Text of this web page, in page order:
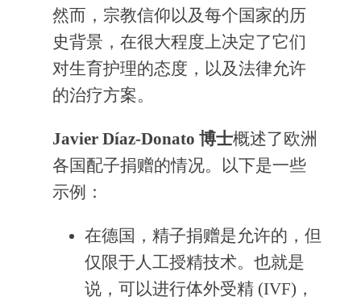
然而，宗教信仰以及每个国家的历
史背景，在很大程度上决定了它们
对生育护理的态度，以及法律允许
的治疗方案。
Javier Díaz-Donato 博士概述了欧洲
各国配子捐赠的情况。以下是一些
示例：
在德国，精子捐赠是允许的，但
仅限于人工授精技术。也就是
说，可以进行体外受精 (IVF)，